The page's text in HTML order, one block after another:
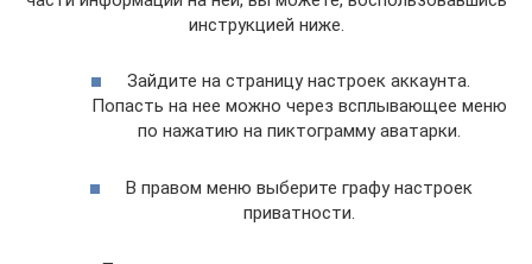
инструкцией ниже.
Зайдите на страницу настроек аккаунта.
Попасть на нее можно через всплывающее меню
по нажатию на пиктограмму аватарки.
В правом меню выберите графу настроек
приватности.